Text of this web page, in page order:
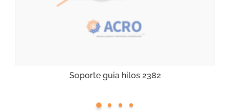
Soporte guia hilos 2382